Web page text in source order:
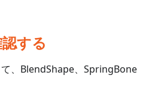
する
、BlendShape、SpringBone